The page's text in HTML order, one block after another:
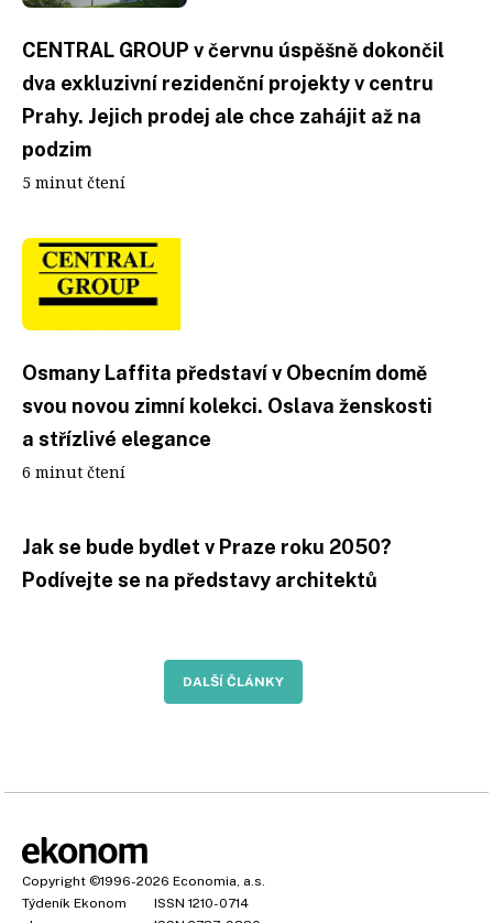
CENTRAL GROUP v červnu úspěšně dokončil
dva exkluzivní rezidenční projekty v centru
Prahy. Jejich prodej ale chce zahájit až na
podzim
5 minut čtení
Osmany Laffita představí v Obecním domě
svou novou zimní kolekci. Oslava ženskosti
a střízlivé elegance
6 minut čtení
Jak se bude bydlet v Praze roku 2050?
Podívejte se na představy architektů
DALŠÍ ČLÁNKY
Copyright ©1996-2026 Economia, a.s.
Týdeník Ekonom
ISSN 1210-0714